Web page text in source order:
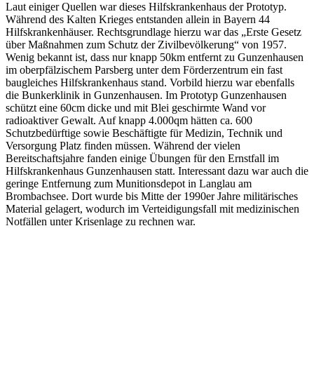
Laut einiger Quellen war dieses Hilfskrankenhaus der Prototyp.
Während des Kalten Krieges entstanden allein in Bayern 44
Hilfskrankenhäuser. Rechtsgrundlage hierzu war das „Erste Gesetz
über Maßnahmen zum Schutz der Zivilbevölkerung“ von 1957.
Wenig bekannt ist, dass nur knapp 50km entfernt zu Gunzenhausen
im oberpfälzischem Parsberg unter dem Förderzentrum ein fast
baugleiches Hilfskrankenhaus stand. Vorbild hierzu war ebenfalls
die Bunkerklinik in Gunzenhausen. Im Prototyp Gunzenhausen
schützt eine 60cm dicke und mit Blei geschirmte Wand vor
radioaktiver Gewalt. Auf knapp 4.000qm hätten ca. 600
Schutzbedürftige sowie Beschäftigte für Medizin, Technik und
Versorgung Platz finden müssen. Während der vielen
Bereitschaftsjahre fanden einige Übungen für den Ernstfall im
Hilfskrankenhaus Gunzenhausen statt. Interessant dazu war auch die
geringe Entfernung zum Munitionsdepot in Langlau am
Brombachsee. Dort wurde bis Mitte der 1990er Jahre militärisches
Material gelagert, wodurch im Verteidigungsfall mit medizinischen
Notfällen unter Krisenlage zu rechnen war.